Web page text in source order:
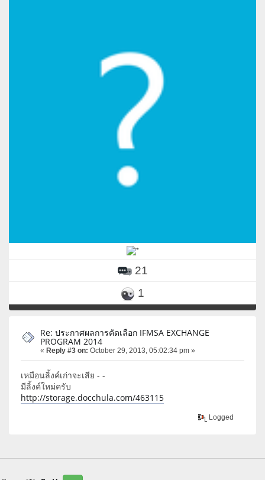
21
1
Re: ประกาศผลการคัดเลือก IFMSA EXCHANGE
PROGRAM 2014
« Reply #3 on: October 29, 2013, 05:02:34 pm »
เหมือนลิ้งค์เก่าจะเสีย - -
มีลิ้งค์ใหม่ครับ
http://storage.docchula.com/463115
Logged